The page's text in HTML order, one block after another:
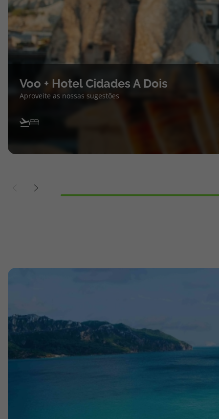
Voo + Hotel Cidades A Dois
Aproveite as nossas sugestões